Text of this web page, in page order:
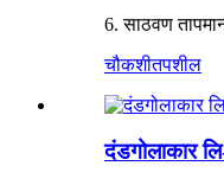
6. साठवण
चौकशीतपशील
दंडगोलाकार